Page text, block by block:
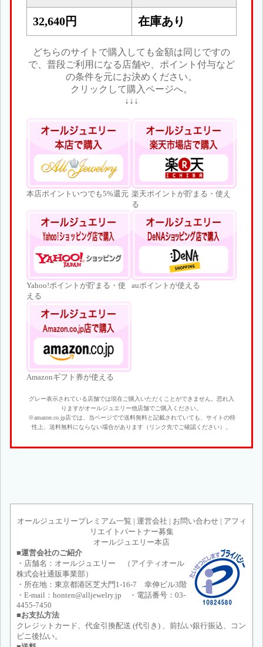
32,640円 在庫あり
どちらのサイトで購入しても金額は同じですの
で、普段ご利用になる店舗や、ポイント付与など
の条件を元にお決めください。
クリックして購入ページへ。
↓↓↓
本店ポイントいつでも5%還元 楽天ポイントが貯まる・使え
る
Yahoo!ポイントが貯まる・使
える
auポイントが使える
Amazonギフト券が使える
グレー表示されている店舗では現在ご購入いただくことができません。恐れ入
りますがオールジュエリー他店舗でご購入ください。
※amazon.co.jp店では、当ページでで送料無料と記載されていても、サイトの特
性上、送料無料にならない場合があります（リンク先でご確認ください）。
オールジュエリープレミアム一覧 | 運営会社 | お問い合わせ| アフィ
リエイトパートナー募集
オールジュエリー本店
■運営会社のご紹介
・店舗名：オールジュエリー （アイティオール
株式会社通販事業部）
・所在地：東京都港区芝大門1-16-7 幸伸ビル3階
・E-mail：honten@alljewelry.jp ・電話番号：03-
4455-7450
■お支払方法
クレジットカード、代金引換配送 (代引き) 、前払い銀行振込、コン
ビニ後払い。